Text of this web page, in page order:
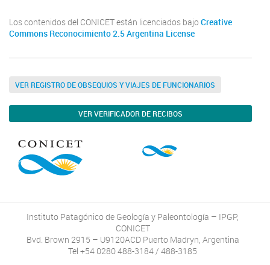
Los contenidos del CONICET están licenciados bajo Creative
Commons Reconocimiento 2.5 Argentina License
VER REGISTRO DE OBSEQUIOS Y VIAJES DE FUNCIONARIOS
VER VERIFICADOR DE RECIBOS
Instituto Patagónico de Geología y Paleontología – IPGP,
CONICET
Bvd. Brown 2915 – U9120ACD Puerto Madryn, Argentina
Tel +54 0280 488-3184 / 488-3185